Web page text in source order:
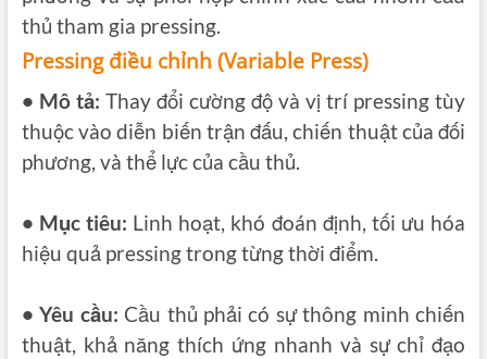
thủ tham gia pressing.
Pressing điều chỉnh (Variable Press)
• Mô tả: Thay đổi cường độ và vị trí pressing tùy
thuộc vào diễn biến trận đấu, chiến thuật của đối
phương, và thể lực của cầu thủ.
• Mục tiêu: Linh hoạt, khó đoán định, tối ưu hóa
hiệu quả pressing trong từng thời điểm.
• Yêu cầu: Cầu thủ phải có sự thông minh chiến
thuật, khả năng thích ứng nhanh và sự chỉ đạo